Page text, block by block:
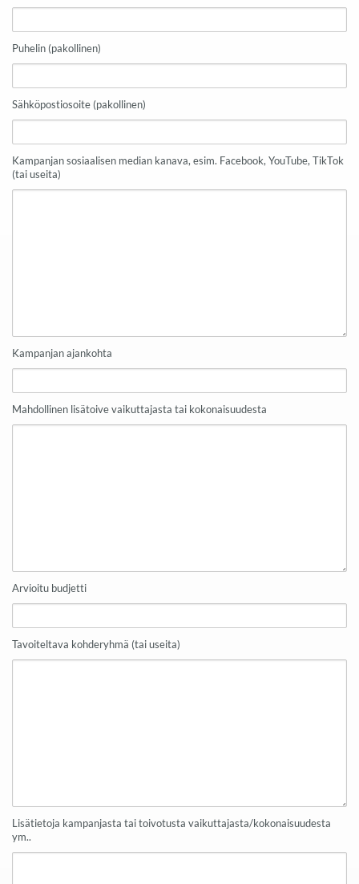
Puhelin (pakollinen)
Sähköpostiosoite (pakollinen)
Kampanjan sosiaalisen median kanava, esim. Facebook, YouTube, TikTok
(tai useita)
Kampanjan ajankohta
Mahdollinen lisätoive vaikuttajasta tai kokonaisuudesta
Arvioitu budjetti
Tavoiteltava kohderyhmä (tai useita)
Lisätietoja kampanjasta tai toivotusta vaikuttajasta/kokonaisuudesta
ym..